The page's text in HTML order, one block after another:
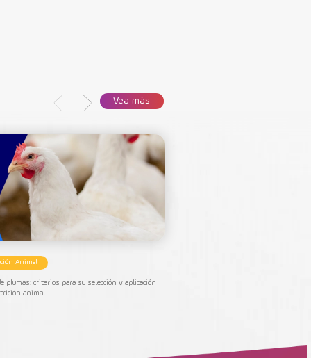
Vea más
Animal
plumas: criterios para su selección y aplicación
animal